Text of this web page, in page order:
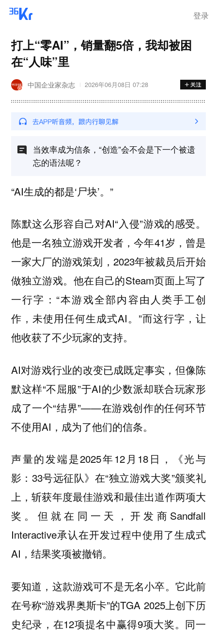
登录
打上“零AI”，销量翻5倍，我却被困
在“人味”里
中国企业家杂志 2026年06月08日 07:28
当效率成为信条，“创造”会不会是下一个被遗
忘的语法呢？
“AI生成的都是‘尸块’。”
陈默这么形容自己对AI“入侵”游戏的感受。
他是一名独立游戏开发者，今年41岁，曾是
一家大厂的游戏策划，2023年被裁员后开始
做独立游戏。他在自己的Steam页面上写了
一行字：“本游戏全部内容由人类手工创
作，未使用任何生成式AI。”而这行字，让
他收获了不少玩家的支持。
AI对游戏行业的改变已成既定事实，但像陈
默这样“不屈服”于AI的少数派却联合玩家形
成了一个“结界”——在游戏创作的任何环节
不使用AI，成为了他们的信条。
声量的发端是2025年12月18日，《光与
影：33号远征队》在“独立游戏大奖”颁奖礼
上，斩获年度最佳游戏和最佳出道作两项大
奖。但就在同一天，开发商Sandfall
Interactive承认在开发过程中使用了生成式
AI，结果奖项被撤销。
要知道，这款游戏可不是无名小卒。它此前
在号称“游戏界奥斯卡”的TGA 2025上创下历
史纪录，在12项提名中赢得9项大奖。同一